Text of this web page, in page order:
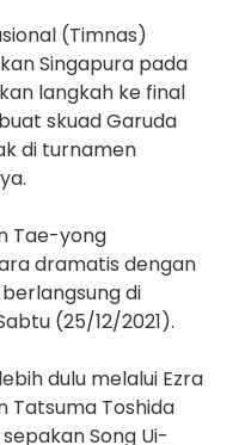
(Timnas)
Singapura pada
langkah ke final
skuad Garuda
di turnamen
Tae-yong
dramatis dengan
di
(25/12/2021).
dulu melalui Ezra
Tatsuma Toshida
Song Ui-